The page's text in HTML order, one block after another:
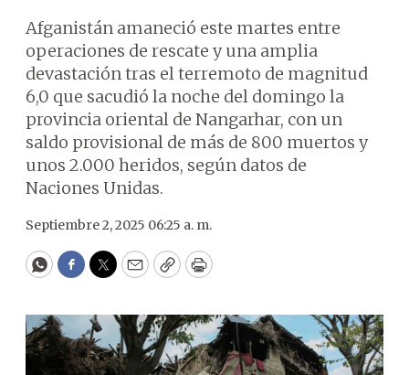
Afganistán amaneció este martes entre
operaciones de rescate y una amplia
devastación tras el terremoto de magnitud
6,0 que sacudió la noche del domingo la
provincia oriental de Nangarhar, con un
saldo provisional de más de 800 muertos y
unos 2.000 heridos, según datos de
Naciones Unidas.
Septiembre 2, 2025 06:25 a. m.
WhatsApp
Facebook
Twitter
EmailCopyPrint